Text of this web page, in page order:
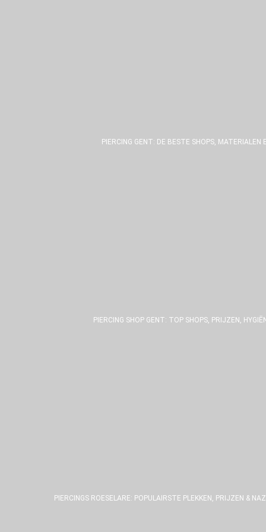
PIERCING GENT: DE BESTE SHOPS,
PIERCING SHOP GENT: TOP SHOPS, PRIJZEN,
PIERCINGS ROESELARE: POPULAIRSTE PLEKKEN, PRIJZEN &